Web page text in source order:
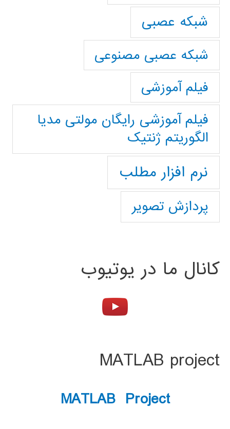
شبکه عصبی
شبکه عصبی مصنوعی
فیلم آموزشی
فیلم آموزشی رایگان مولتی مدیا
الگوریتم ژنتیک
نرم افزار مطلب
پردازش تصویر
کانال ما در یوتیوب
MATLAB project
MATLAB Project